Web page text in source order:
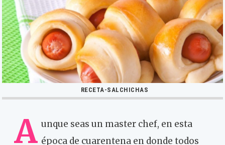
RECETA-SALCHICHAS
A unque seas un master chef, en esta
época de cuarentena en donde todos